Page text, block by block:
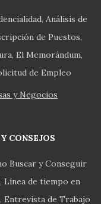
Análisis de
de Puestos
El Memorándum
de Empleo
y Negocios
CONSEJOS
Buscar y Conseguir
Línea de tiempo en
Entrevista de Trabajo